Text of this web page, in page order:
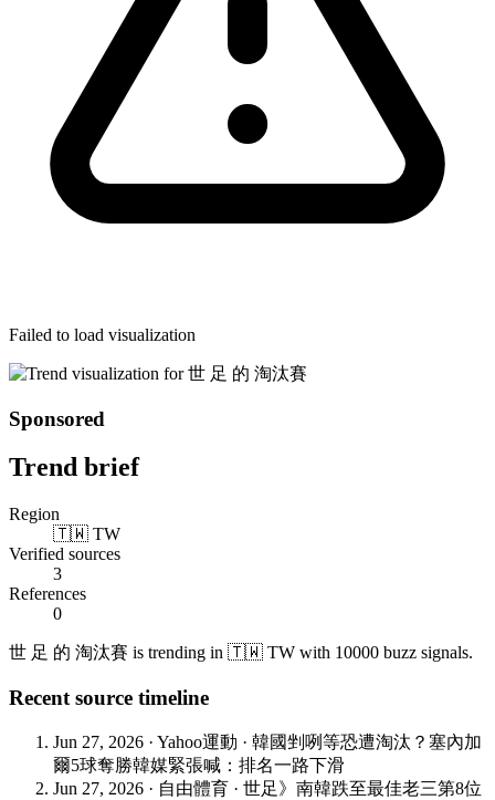
Failed to load visualization
Sponsored
Trend brief
Region
🇹🇼 TW
Verified sources
3
References
0
世 足 的 淘汰賽 is trending in 🇹🇼 TW with 10000 buzz signals.
Recent source timeline
Jun 27, 2026 · Yahoo運動 · 韓國剉咧等恐遭淘汰？塞內加
爾5球奪勝韓媒緊張喊：排名一路下滑
Jun 27, 2026 · 自由體育 · 世足》南韓跌至最佳老三第8位